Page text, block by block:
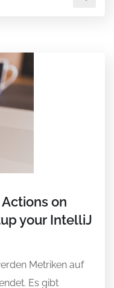
on
your IntelliJ
Metriken auf
Es gibt